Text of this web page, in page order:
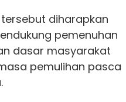
diharapkan
pemenuhan
dasar masyarakat
pemulihan pasca